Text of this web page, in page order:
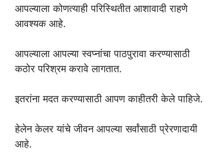
आपल्याला कोणत्याही परिस्थितीत आशावादी राहणे
आवश्यक आहे.
आपल्याला आपल्या स्वप्नांचा पाठपुरावा करण्यासाठी
कठोर परिश्रम करावे लागतात.
इतरांना मदत करण्यासाठी आपण काहीतरी केले पाहिजे.
हेलेन केलर यांचे जीवन आपल्या सर्वांसाठी प्रेरणादायी
आहे.